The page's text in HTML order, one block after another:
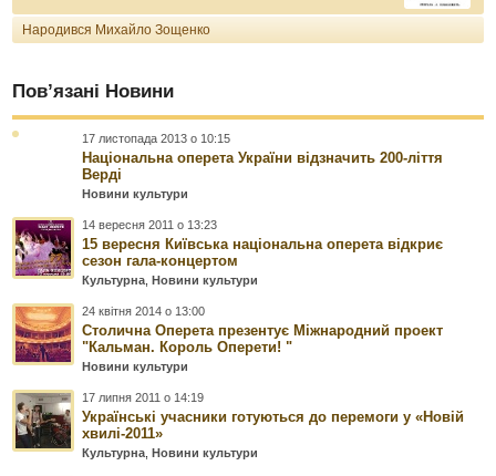
Народився Михайло Зощенко
Пов’язані Новини
17 листопада 2013 о 10:15
Національна оперета України відзначить 200-ліття
Верді
Новини культури
14 вересня 2011 о 13:23
15 вересня Київська національна оперета відкриє
сезон гала-концертом
Культурна ,Новини культури
24 квітня 2014 о 13:00
Столична Оперета презентує Міжнародний проект
"Кальман. Король Оперети! "
Новини культури
17 липня 2011 о 14:19
Українські учасники готуються до перемоги у «Новій
хвилі-2011»
Культурна ,Новини культури